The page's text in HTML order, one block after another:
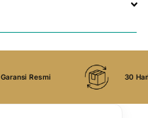
Garansi Resmi 30